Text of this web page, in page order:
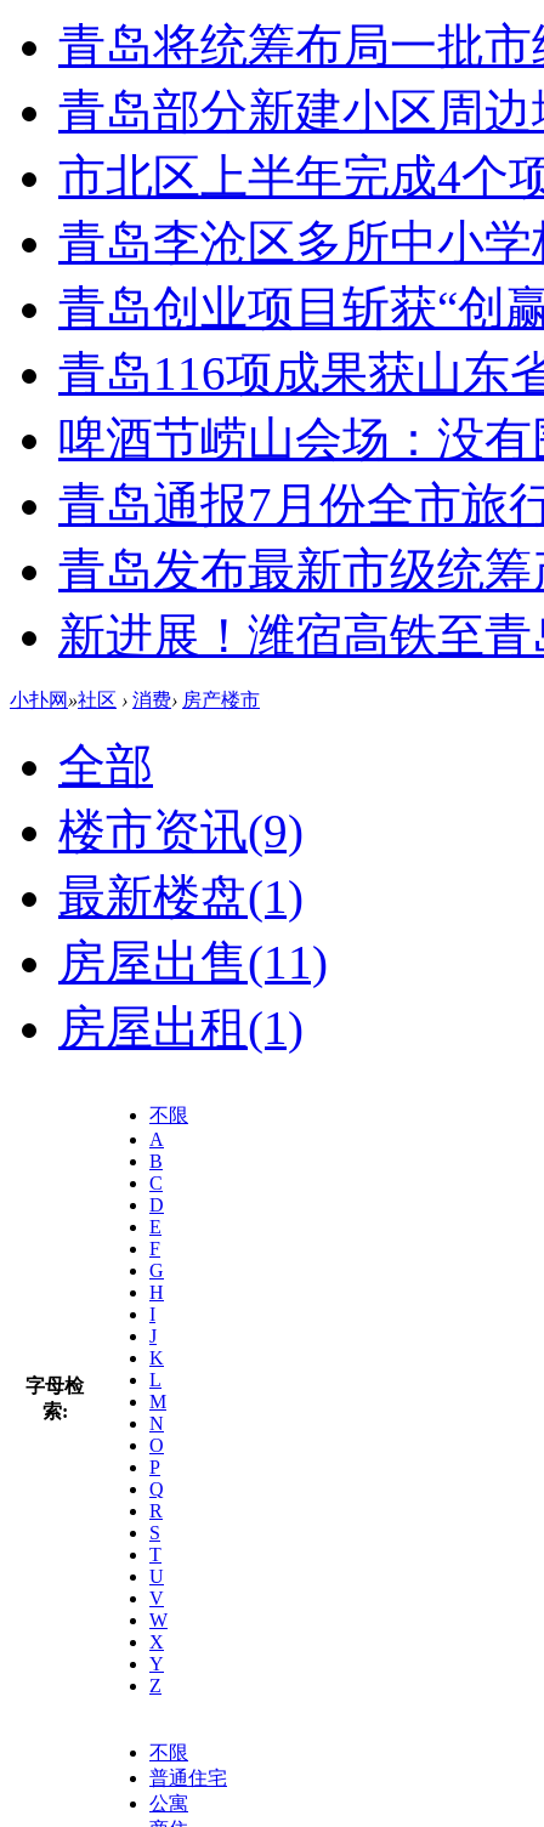
青岛将统筹布局一批市
青岛部分新建小区周
市北区上半年完成4个
青岛李沧区多所中小
青岛创业项目斩获“创
青岛116项成果获山东
啤酒节崂山会场：没有
青岛通报7月份全市旅
青岛发布最新市级统
新进展！潍宿高铁至
小扑网 »社区 › 消费› 房产楼市
全部
楼市资讯(9)
最新楼盘(1)
房屋出售(11)
房屋出租(1)
字母检
索:
不限
A
B
C
D
E
F
G
H
I
J
K
L
M
N
O
P
Q
R
S
T
U
V
W
X
Y
Z
不限
普通住宅
公寓